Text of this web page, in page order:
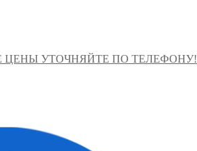
ЦЕНЫ УТОЧНЯЙТЕ ПО ТЕЛЕФОНУ!